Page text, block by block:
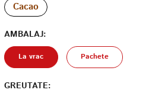
Cacao
AMBALAJ:
La vrac Pachete
GREUTATE:
CREAȚI UN CONT